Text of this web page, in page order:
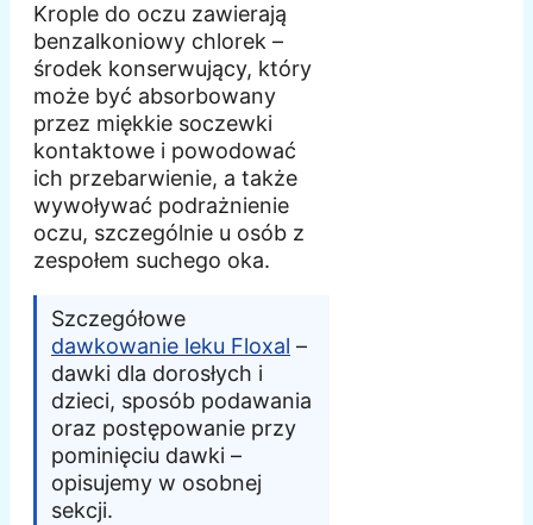
Krople do oczu zawierają
benzalkoniowy chlorek –
środek konserwujący, który
może być absorbowany
przez miękkie soczewki
kontaktowe i powodować
ich przebarwienie, a także
wywoływać podrażnienie
oczu, szczególnie u osób z
zespołem suchego oka.
Szczegółowe
dawkowanie leku Floxal –
dawki dla dorosłych i
dzieci, sposób podawania
oraz postępowanie przy
pominięciu dawki –
opisujemy w osobnej
sekcji.